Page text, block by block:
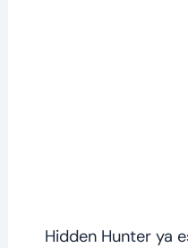
Hidden Hunter ya